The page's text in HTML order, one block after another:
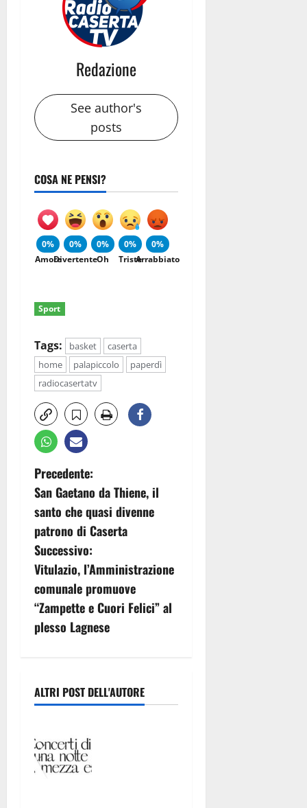
Redazione
See author's
posts
COSA NE PENSI?
0%
Amore
0%
Divertente
0%
Oh
0%
Triste
0%
Arrabbiato
Sport
Tags: basket
caserta
home
palapiccolo
paperdì
radiocasertatv
N
a
v
i
g
a
o
n
e
Precedente:
San Gaetano da Thiene, il
santo che quasi divenne
patrono di Caserta
Successivo:
Vitulazio, l’Amministrazione
comunale promuove
“Zampette e Cuori Felici” al
plesso Lagnese
ALTRI POST DELL'AUTORE